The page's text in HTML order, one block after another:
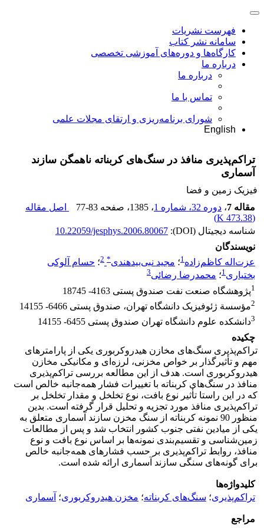
فهرست نشریات
سامانه نشر کتاب
کارگاه‌ها و دوره‌های آموزشی تخصصی
درباره ما
درباره ما
تماس با ما
شورای برنامه‌ریزی و ارتقای مجلات علمی
English
تراکم‌پذیری منافذ در سنگ‌های کربناته ناهمگن سازند
آسماری
فیزیک زمین و فضا
مقاله 7
، دوره 32، شماره 1 ، 1385 ، صفحه 77-83
اصل مقاله
(
473.38 K
)
شناسه دیجیتال (DOI):
10.22059/jesphys.2006.80067
نویسندگان
عزت‌اله کاظم‌زاده1؛ مجید نبی‌بیدهندی*
2؛ حسام آلوکی
بختیاری1؛ محمدرضا رضائی3
1پژوهشگاه صنعت نفت صندوق پستی 4163- 18745
2مؤسسة ژئوفیزیک دانشگاه تهران، صندوق پستی 6466- 14155
3دانشکده علوم دانشگاه تهران صندوق پستی 6455- 14155
چکیده
تراکم‌پذیری سنگ‌های مخازن هیدروکربوری یکی از پارامترهای
مهم و تأثیرگذار بر خواص مخزنی، لرزه‌ای و مکانیکی مخازن
هیدروکربوری است. هدف از این مطالعه بررسی تراکم‌پذیری
منافذ در سنگ‌های کربناته با تغییرات فشار همه‌جانبه خالص است
که در این راستا تأثیر نوع بافت، نوع تخلخل و مقدار تخلخل بر
تراکم‌پذیری منافذ مورد تجزیه و تحلیل قرار گرفته است. بدین
منظور 90 نمونه کربناته از سنگ مخزن سازند آسماری متعلق به
یکی از میادین نفتی جنوب کشور انتخاب شد و پس از مطالعات
زمین‌شناسی و تقسیم‌بندی نمونه‌ها بر اساس نوع بافت و نوع
منافذ، روابط تراکم‌پذیری بر حسب فشارهای همه‌جانبه خالص
برای گونه‌های سنگی سازند آسماری ارائه شده است.
کلیدواژه‌ها
تراکم‌پذیری؛ سنگ‌های کربناته؛ مخزن هیدروکربوری؛ آسماری
مراجع